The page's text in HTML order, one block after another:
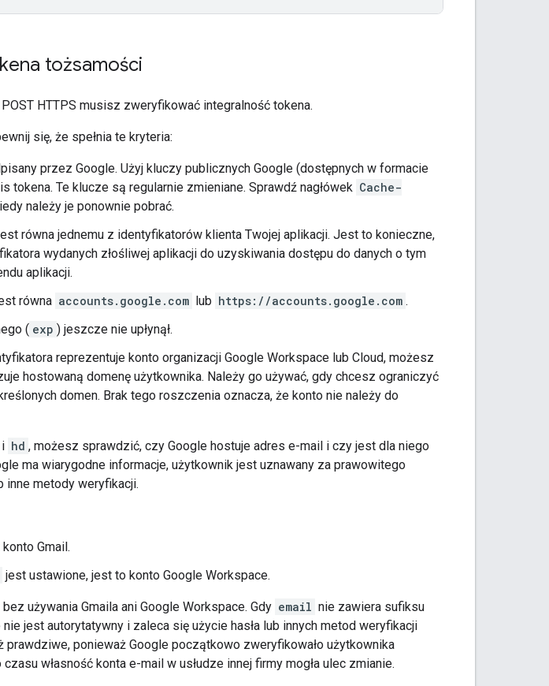
tożsamości
HTTPS musisz zweryfikować integralność tokena.
się, że spełnia te kryteria:
przez Google. Użyj kluczy publicznych Google (dostępnych w formacie
tokena. Te klucze są regularnie zmieniane. Sprawdź nagłówek Cache-
należy je ponownie pobrać.
równa jednemu z identyfikatorów klienta Twojej aplikacji. Jest to konieczne,
wydanych złośliwej aplikacji do uzyskiwania dostępu do danych o tym
aplikacji.
równa accounts.google.com lub https://accounts.google.com .
( exp ) jeszcze nie upłynął.
reprezentuje konto organizacji Google Workspace lub Cloud, możesz
hostowaną domenę użytkownika. Należy go używać, gdy chcesz ograniczyć
domen. Brak tego roszczenia oznacza, że konto nie należy do
i hd , możesz sprawdzić, czy Google hostuje adres e-mail i czy jest dla niego
ma wiarygodne informacje, użytkownik jest uznawany za prawowitego
inne metody weryfikacji.
Gmail.
jest ustawione, jest to konto Google Workspace.
używania Gmaila ani Google Workspace. Gdy email nie zawiera sufiksu
nie jest autorytatywny i zaleca się użycie hasła lub innych metod weryfikacji
prawdziwe, ponieważ Google początkowo zweryfikowało użytkownika
własność konta e-mail w usłudze innej firmy mogła ulec zmianie.